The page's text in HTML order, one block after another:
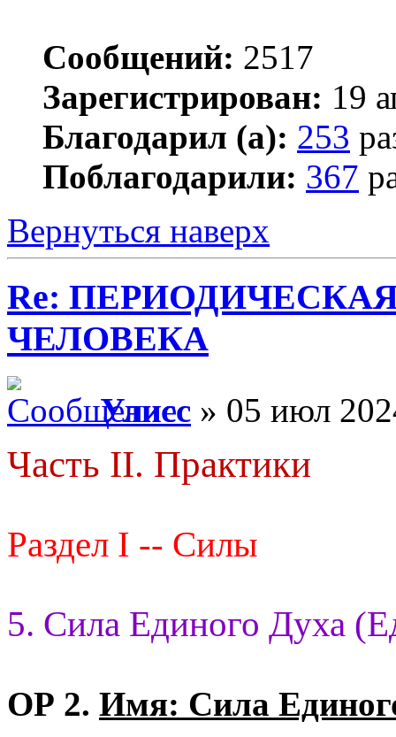
Сообщений: 2517
Зарегистрирован: 19
Благодарил (а): 253
Поблагодарили: 367
Вернуться наверх
Re:
ЧЕЛОВЕКА
Улисс » 05 июл
Часть II. Практики
Раздел I -- Силы
5. Сила Единого Духа
ОР 2. Имя: Сила